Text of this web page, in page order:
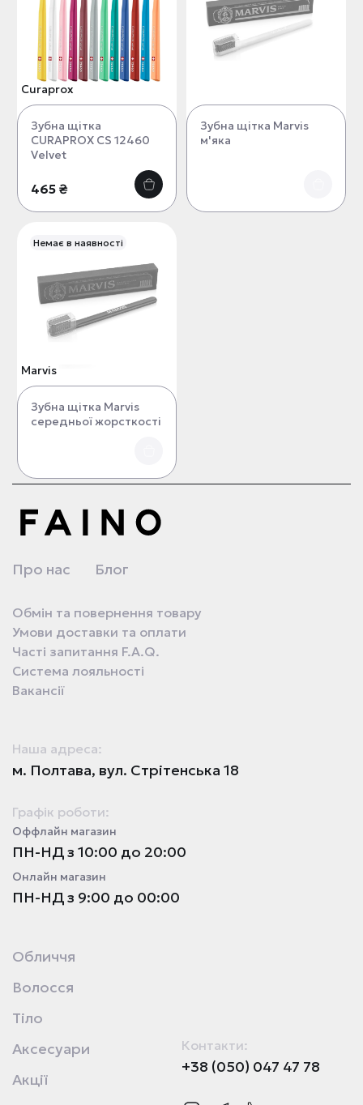
Curaprox
Зубна щітка
CURAPROX CS 12460
Velvet
465 ₴
Зубна щітка Marvis
м'яка
Немає в наявності
Marvis
Зубна щітка Marvis
середньої жорсткості
Про нас Блог
Обмін та повернення товару
Умови доставки та оплати
Часті запитання F.A.Q.
Система лояльності
Вакансії
Наша адреса:
м. Полтава, вул. Стрітенська 18
Графік роботи:
Оффлайн магазин
ПН-НД з 10:00 до 20:00
Онлайн магазин
ПН-НД з 9:00 до 00:00
Контакти:
+38 (050) 047 47 78
Обличчя
Волосся
Тіло
Аксесуари
Акції